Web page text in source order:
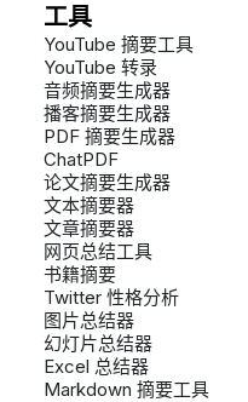
工具
YouTube 摘要工具
YouTube 转录
音频摘要生成器
播客摘要生成器
PDF 摘要生成器
ChatPDF
论文摘要生成器
文本摘要器
文章摘要器
网页总结工具
书籍摘要
Twitter 性格分析
图片总结器
幻灯片总结器
Excel 总结器
Markdown 摘要工具